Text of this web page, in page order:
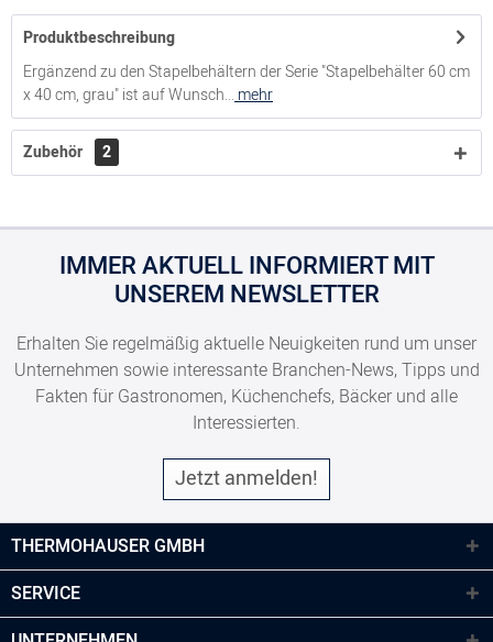
Produktbeschreibung
Ergänzend zu den Stapelbehältern der Serie "Stapelbehälter 60 cm
x 40 cm, grau" ist auf Wunsch... mehr
Zubehör 2
IMMER AKTUELL INFORMIERT MIT
UNSEREM NEWSLETTER
Erhalten Sie regelmäßig aktuelle Neuigkeiten rund um unser
Unternehmen sowie interessante Branchen-News, Tipps und
Fakten für Gastronomen, Küchenchefs, Bäcker und alle
Interessierten.
Jetzt anmelden!
THERMOHAUSER GMBH
SERVICE